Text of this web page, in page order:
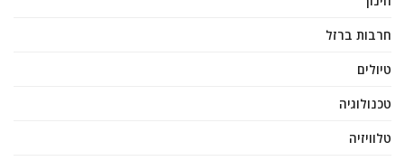
חרבות ברזל
טיולים
טכנולוגיה
טלוויזיה